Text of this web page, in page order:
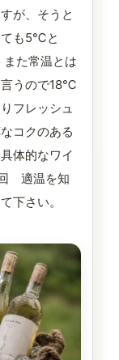
が、そうと
ても5℃と
た常温とは
言うので18℃
フレッシュ
コクのある
体的なワイ
適温を知
下さい。